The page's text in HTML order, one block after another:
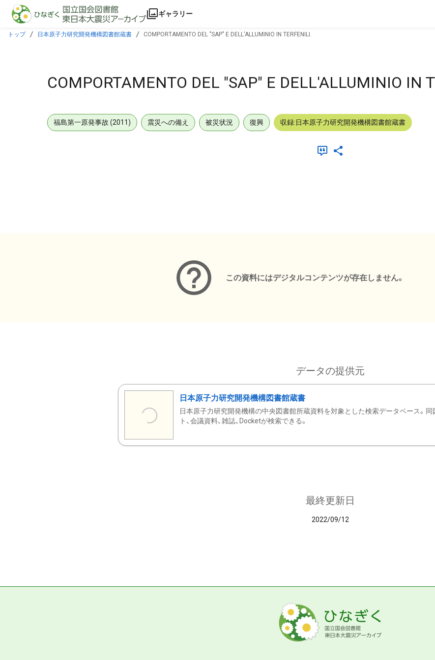
本文に飛ぶ
ギャラリー
トップ 日本原子力研究開発機構図書館蔵書 COMPORTAMENTO DEL "SAP" E DELL'ALLUMINIO IN TERFENILI.
COMPORTAMENTO DEL "SAP" E DELL'ALLUMINIO IN
福島第一原発事故 (2011) 震災への備え 被災状況 復興 収録:日本原子力研究開発機構図書館蔵書
この資料にはデジタルコンテンツが存在しません。
データの提供元
日本原子力研究開発機構図書館蔵書
日本原子力研究開発機構の中央図書館所蔵資料を対象とした検索データベース。同
ト、会議資料、雑誌、Docketが検索できる。
最終更新日
2022/09/12